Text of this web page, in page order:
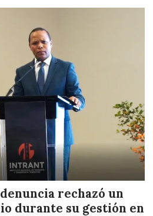
rechazó un
durante su gestión en